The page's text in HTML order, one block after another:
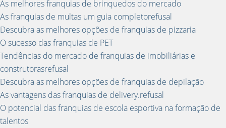
As melhores franquias de brinquedos do mercado
As franquias de multas um guia completorefusal
Descubra as melhores opções de franquias de pizzaria
O sucesso das franquias de PET
Tendências do mercado de franquias de imobiliárias e
construtorasrefusal
Descubra as melhores opções de franquias de depilação
As vantagens das franquias de delivery.refusal
O potencial das franquias de escola esportiva na formação de
talentos